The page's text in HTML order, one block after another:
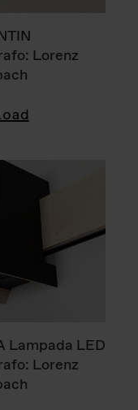
Lorenz
Lampada LED
Lorenz